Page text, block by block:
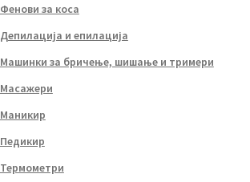
Фенови за коса
Депилација и епилација
Машинки за бричење, шишање и тримери
Масажери
Маникир
Педикир
Термометри